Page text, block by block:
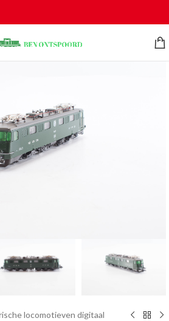
locomotieven digitaal